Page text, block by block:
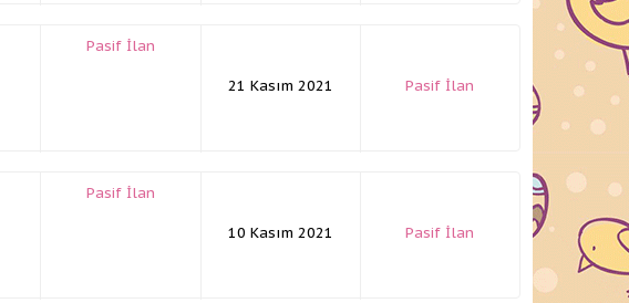
Pasif İlan
21 Kasım 2021 Pasif İlan
Pasif İlan
10 Kasım 2021 Pasif İlan